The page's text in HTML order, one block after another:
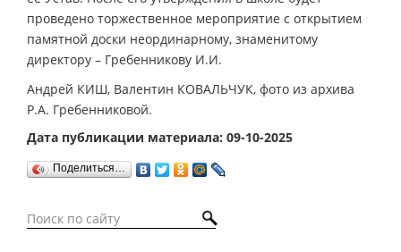
проведено торжественное мероприятие с открытием
памятной доски неординарному, знаменитому
директору – Гребенникову И.И.
Андрей КИШ, Валентин КОВАЛЬЧУК, фото из архива
Р.А. Гребенниковой.
Дата публикации материала: 09-10-2025
Поделиться…